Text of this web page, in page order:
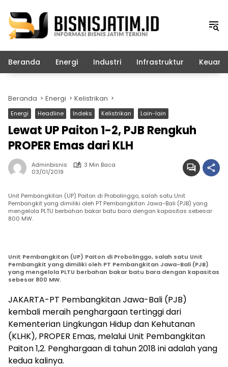
konten
Beranda Energi Industri Infrastruktur
Beranda Energi Kelistrikan
Energi Headline Indeks Kelistrikan Lain-lain
Lewat UP Paiton 1-2, PJB Rengkuh
PROPER Emas dari KLH
Adminbisnis
3 Min Baca
03/01/2019
Unit Pembangkitan (UP) Paiton di Probolinggo, salah satu Unit
Pembangkit yang dimiliki oleh PT Pembangkitan Jawa-Bali (PJB) yang
mengelola PLTU berbahan bakar batu bara dengan kapasitas sebesar
800 MW.
Unit Pembangkitan (UP) Paiton di Probolinggo, salah satu Unit
Pembangkit yang dimiliki oleh PT Pembangkitan Jawa-Bali (PJB)
yang mengelola PLTU berbahan bakar batu bara dengan kapasitas
sebesar 800 MW.
JAKARTA-PT Pembangkitan Jawa-Bali (PJB)
kembali meraih penghargaan tertinggi dari
Kementerian Lingkungan Hidup dan Kehutanan
(KLHK), PROPER Emas, melalui Unit Pembangkitan
Paiton 1,2. Penghargaan di tahun 2018 ini adalah yang
kedua kalinya.